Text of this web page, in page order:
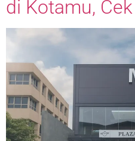
di Kotamu,